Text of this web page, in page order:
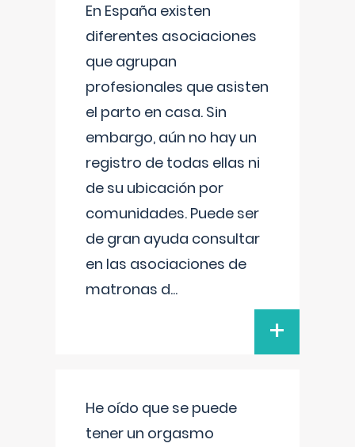
En España existen
diferentes asociaciones
que agrupan
profesionales que asisten
el parto en casa. Sin
embargo, aún no hay un
registro de todas ellas ni
de su ubicación por
comunidades. Puede ser
de gran ayuda consultar
en las asociaciones de
matronas d...
+
He oído que se puede
tener un orgasmo